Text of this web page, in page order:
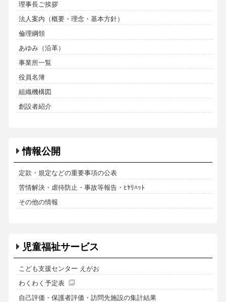
理事長ご挨拶
法人案内（概要・理念・基本方針）
倫理綱領
あゆみ（沿革）
事業所一覧
役員名簿
組織機構図
創設者紹介
情報公開
定款・規定などの重要事項の公表
苦情解決・虐待防止・事故等報告・ﾋﾔﾘﾊｯﾄ
その他の情報
児童福祉サービス
こども支援センター えがお
わくわく予定表
自己評価・保護者評価・訪問先施設の集計結果